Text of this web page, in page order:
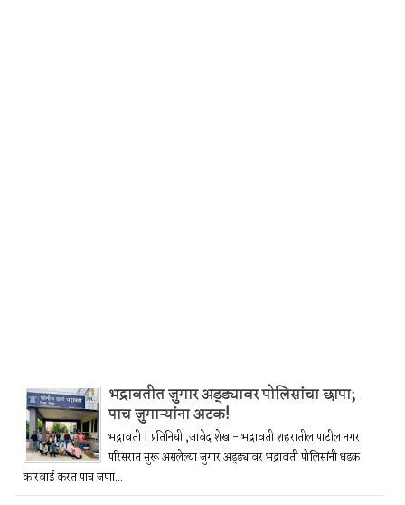
भद्रावतीत जुगार अड्ड्यावर पोलिसांचा छापा;
पाच जुगाऱ्यांना अटक!
भद्रावती | प्रतिनिधी ,जावेद शेख:- भद्रावती शहरातील पाटील नगर
परिसरात सुरू असलेल्या जुगार अड्ड्यावर भद्रावती पोलिसांनी धडक
कारवाई करत पाच जणा...